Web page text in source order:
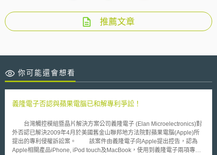
推薦文章
你可能還會想看
義隆電子否認與蘋果電腦已和解專利爭訟！
台灣觸控模組暨晶片解決方案公司義隆電子 (Elan Microelectronics)對
外否認已解決2009年4月於美國舊金山聯邦地方法院對蘋果電腦(Apple)所
提出的專利侵權訴訟案。 該案件由義隆電子向Apple提出控告，認為
Apple相關產品iPhone, iPod touch及MacBook，使用到義隆電子兩項專